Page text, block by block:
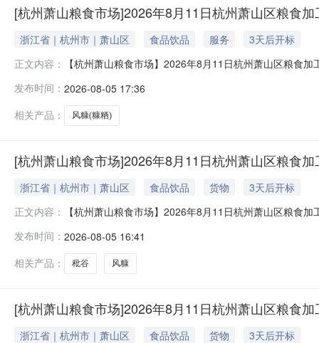
[杭州萧山粮食市场]2026年8月11日杭州萧山区粮食
浙江省｜杭州市｜萧山区 食品饮品 服务
3天后开标
正文内容：
【杭州萧山粮食市场】2026年8月11日杭州萧山区粮食
五分钟后顺延至第五场），现就有关事宜公告如下：新
1、标的
发布时间： 2026-08-05 17:36
相关产品：
风糠(糠粞)
[杭州萧山粮食市场]2026年8月11日杭州萧山区粮食
浙江省｜杭州市｜萧山区 食品饮品 货物
3天后开标
正文内容：
【杭州萧山粮食市场】2026年8月11日杭州萧山区粮食
束五分钟后顺延至第四场），现就有关事宜公告如下：
明：1、标的物详
发布时间： 2026-08-05 16:41
相关产品：
秕谷 风糠
[杭州萧山粮食市场]2026年8月11日杭州萧山区粮食
浙江省｜杭州市｜萧山区 食品饮品 货物
3天后开标